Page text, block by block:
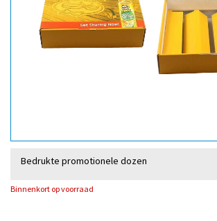
Bedrukte promotionele dozen
Binnenkort op voorraad